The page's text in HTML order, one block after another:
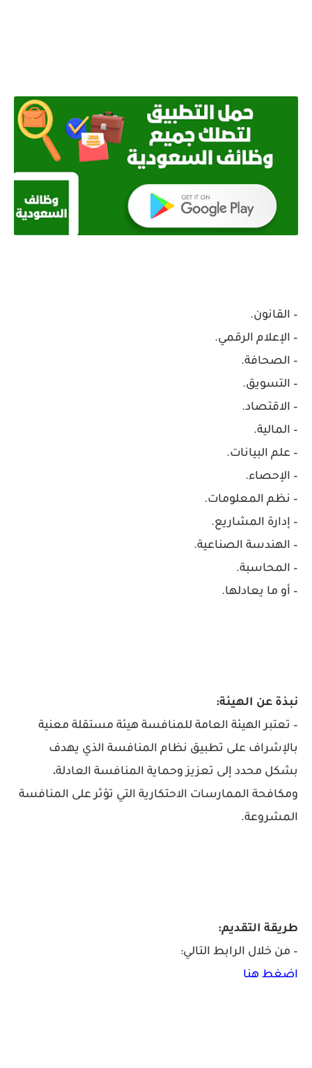
– القانون.
– الإعلام الرقمي.
– الصحافة.
– التسويق.
– الاقتصاد.
– المالية.
– علم البيانات.
– الإحصاء.
– نظم المعلومات.
– إدارة المشاريع.
– الهندسة الصناعية.
– المحاسبة.
– أو ما يعادلها.
نبذة عن الهيئة:
– تعتبر الهيئة العامة للمنافسة هيئة مستقلة معنية
بالإشراف على تطبيق نظام المنافسة الذي يهدف
بشكل محدد إلى تعزيز وحماية المنافسة العادلة،
ومكافحة الممارسات الاحتكارية التي تؤثر على المنافسة
المشروعة.
طريقة التقديم:
– من خلال الرابط التالي:
اضغط هنا